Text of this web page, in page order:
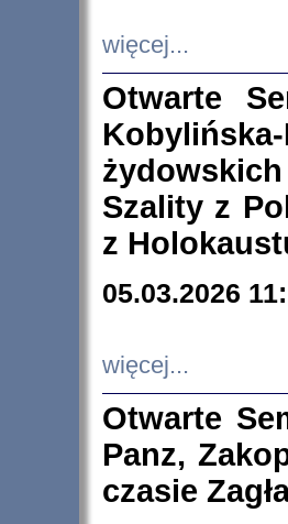
więcej...
Otwarte
Szality z
z
05.03.2026
więcej...
Otwarte
Panz,
czasie